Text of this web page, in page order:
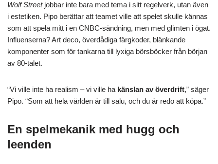
Wolf Streetjobbar inte bara med tema i sitt regelverk, utan även
i estetiken. Pipo berättar att teamet ville att spelet skulle kännas
som att spela mitt i en CNBC-sändning, men med glimten i ögat.
Influenserna? Art deco, överdådiga färgkoder, blänkande
komponenter som för tankarna till lyxiga börsböcker från början
av 80-talet.
“Vi ville inte ha realism – vi ville ha känslan av överdrift,” säger
Pipo. “Som att hela världen är till salu, och du är redo att köpa.”
En spelmekanik med hugg och
leenden